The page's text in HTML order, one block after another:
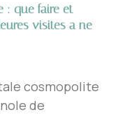
: que faire et
visites a ne
cosmopolite
de